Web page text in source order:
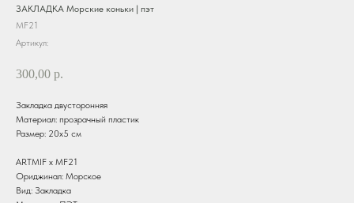
ЗАКЛАДКА Морские коньки | пэт
MF21
Артикул:
300,00 р.
Закладка двусторонняя
Материал: прозрачный пластик
Размер: 20х5 см
ARTMIF х MF21
Ориджинал: Морское
Вид: Закладка